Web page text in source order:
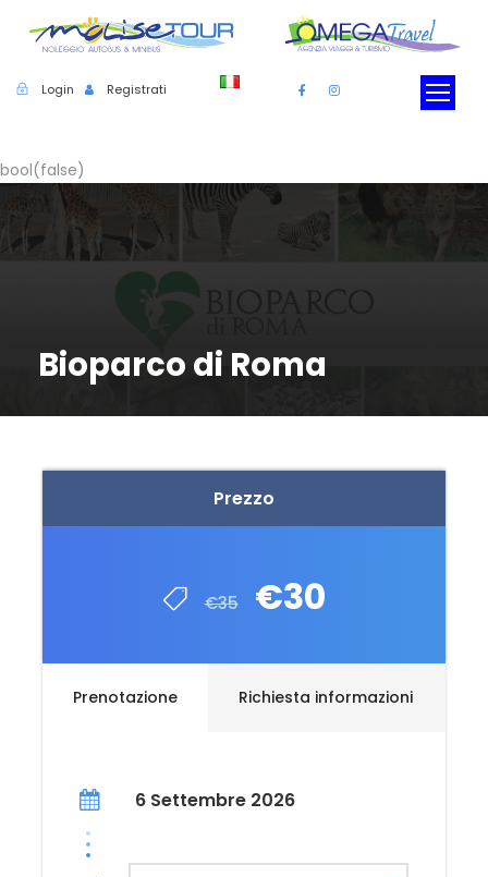
Login Registrati
bool(false)
Bioparco di Roma
Prezzo
€35 €30
Prenotazione Richiesta informazioni
6 Settembre 2026